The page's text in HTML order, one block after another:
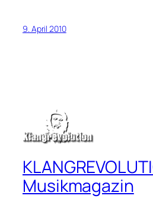
9. April 2010
Musikmagazin